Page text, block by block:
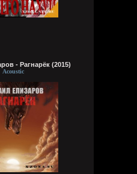
ведь
уже загнулись. даже
- Рагнарёк (2015)
Acoustic